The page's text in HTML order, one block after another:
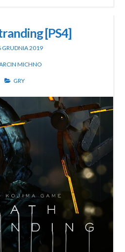
[PS4]
GRUDNIA 2019
MICHNO
GRY